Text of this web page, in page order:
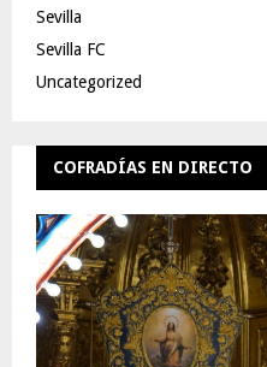
Sevilla
Sevilla FC
Uncategorized
COFRADÍAS EN DIRECTO